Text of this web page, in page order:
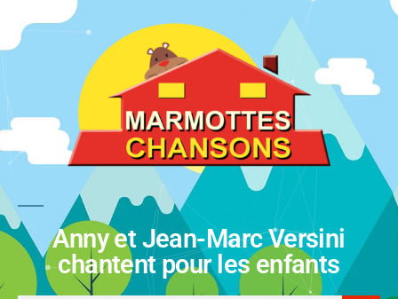
Anny et Jean-Marc Versini
chantent pour les enfants